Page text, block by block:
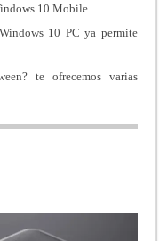
10 Mobile.
10 PC ya permite
te ofrecemos varias